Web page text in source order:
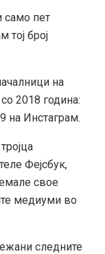
само пет
тој број
на
2018 година:
на Инстаграм.
Фејсбук,
свое
медиуми во
следните